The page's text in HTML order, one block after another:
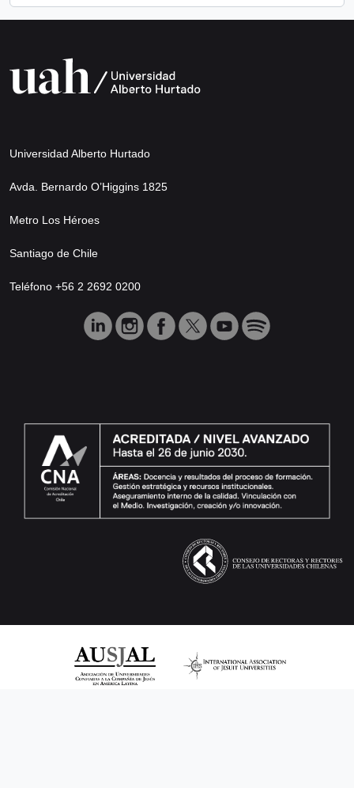
Universidad Alberto Hurtado
Avda. Bernardo O’Higgins 1825
Metro Los Héroes
Santiago de Chile
Teléfono +56 2 2692 0200